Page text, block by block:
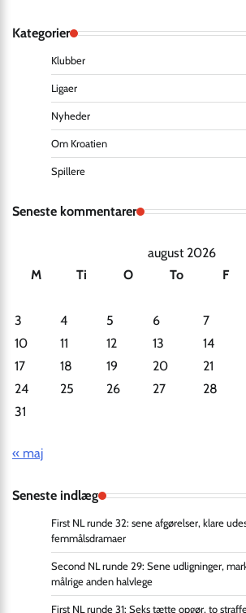
Kategorier
Klubber
Ligaer
Nyheder
Om Kroatien
Spillere
Seneste kommentarer
august 2026
M
Ti O To F
3
4 5 6 7
10
11 12 13 14
17
18 19 20 21
24
25 26 27 28
31
« maj
Seneste indlæg
First NL runde 32: sene afgørelser, klare
femmålsdramaer
Second NL runde 29: Sene udligninger,
målrige anden halvlege
First NL runde 31: Seks tætte opgør, to